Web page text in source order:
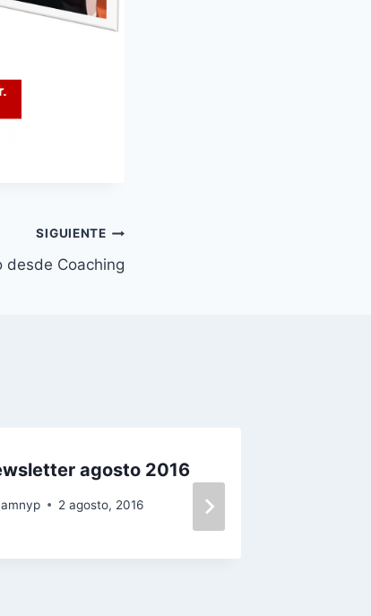
SIGUIENTE
desde Coaching
agosto 2016
amnyp 2 agosto, 2016